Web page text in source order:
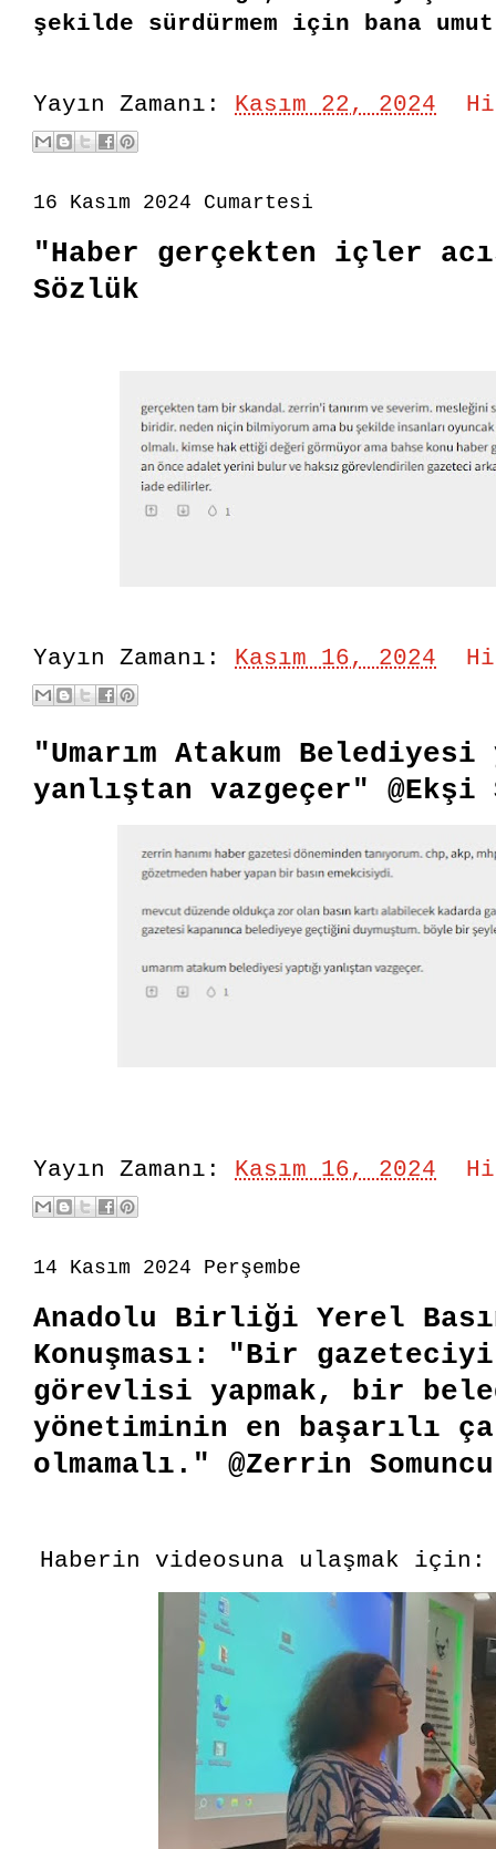
şekilde sürdürmem için bana
Yayın Zamanı: Kasım 22, 2024
16 Kasım 2024 Cumartesi
"Haber gerçekten içler
Sözlük
Yayın Zamanı: Kasım 16, 2024
"Umarım Atakum Belediyesi
yanlıştan vazgeçer" @Ekşi
Yayın Zamanı: Kasım 16, 2024
14 Kasım 2024 Perşembe
Anadolu Birliği Yerel
Konuşması: "Bir
görevlisi yapmak, bir
yönetiminin en başarılı
olmamalı." @Zerrin Somuncu
Haberin videosuna ulaşmak